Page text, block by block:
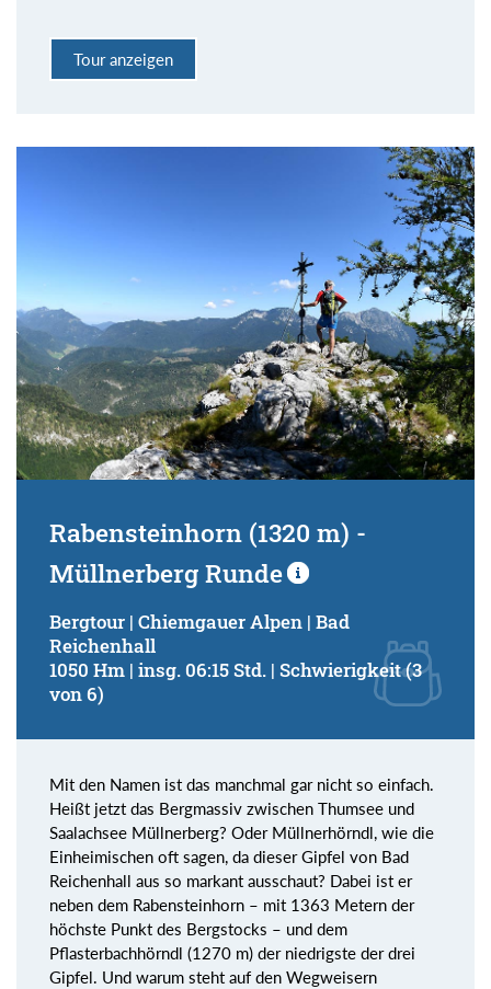
Tour anzeigen
Rabensteinhorn (1320 m) -
Müllnerberg Runde
Bergtour | Chiemgauer Alpen | Bad
Reichenhall
1050 Hm | insg. 06:15 Std. | Schwierigkeit (3
von 6)
Mit den Namen ist das manchmal gar nicht so einfach.
Heißt jetzt das Bergmassiv zwischen Thumsee und
Saalachsee Müllnerberg? Oder Müllnerhörndl, wie die
Einheimischen oft sagen, da dieser Gipfel von Bad
Reichenhall aus so markant ausschaut? Dabei ist er
neben dem Rabensteinhorn – mit 1363 Metern der
höchste Punkt des Bergstocks – und dem
Pflasterbachhörndl (1270 m) der niedrigste der drei
Gipfel. Und warum steht auf den Wegweisern